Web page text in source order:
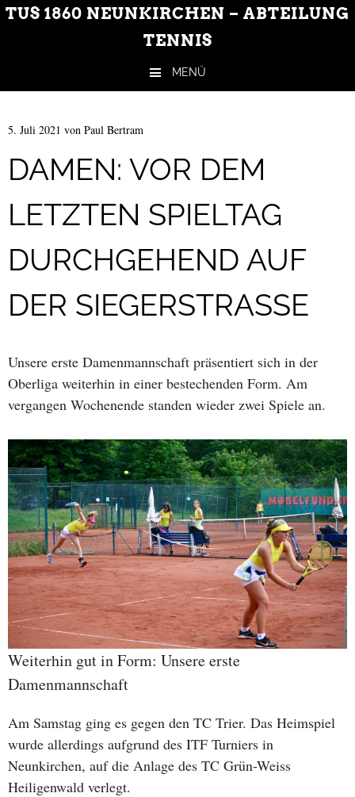
TUS 1860 NEUNKIRCHEN – ABTEILUNG
TENNIS
MENÜ
5. Juli 2021 von Paul Bertram
DAMEN: VOR DEM
LETZTEN SPIELTAG
DURCHGEHEND AUF
DER SIEGERSTRASSE
Unsere erste Damenmannschaft präsentiert sich in der
Oberliga weiterhin in einer bestechenden Form. Am
vergangen Wochenende standen wieder zwei Spiele an.
Weiterhin gut in Form: Unsere erste
Damenmannschaft
Am Samstag ging es gegen den TC Trier. Das Heimspiel
wurde allerdings aufgrund des ITF Turniers in
Neunkirchen, auf die Anlage des TC Grün-Weiss
Heiligenwald verlegt.